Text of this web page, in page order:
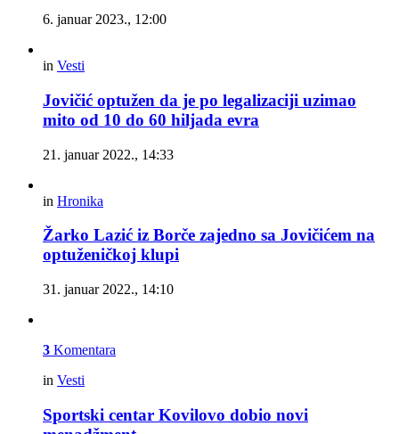
6. januar 2023., 12:00
in Vesti
Jovičić optužen da je po legalizaciji uzimao
mito od 10 do 60 hiljada evra
21. januar 2022., 14:33
in Hronika
Žarko Lazić iz Borče zajedno sa Jovičićem na
optuženičkoj klupi
31. januar 2022., 14:10
3 Komentara
in Vesti
Sportski centar Kovilovo dobio novi